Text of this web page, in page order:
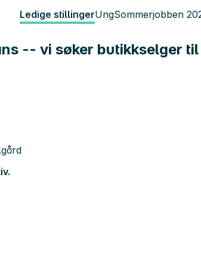
Ledige stillingerUngSommerjobben
-- vi søker butikkselger